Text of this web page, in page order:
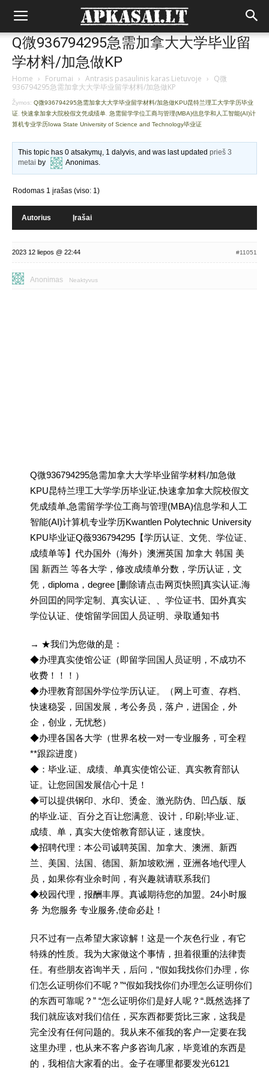
Q微936794295急需加拿大大学毕业留
学材料/加急做KP
Home › Forumai › Antrasis pasaulinis karas Lietuvoje › Q微
936794295急需加拿大大学毕业留学材料/加急做KP
Žymos: Q微936794295急需加拿大大学毕业留学材料/加急做KPU昆特兰理工大学学历毕业
证 快速拿加拿大院校假文凭成绩单 急需留学学位工商与管理(MBA)信息学和人工智能(AI)计
算机专业学历Iowa State University of Science and Technology毕业证
This topic has 0 atsakymų, 1 dalyvis, and was last updatedprieš 3
metai by Anonimas.
Rodomas 1 įrašas (viso: 1)
Autorius Įrašai
2023 12 liepos @ 22:44 #11051
Anonimas Neaktyvus
Q微936794295急需加拿大大学毕业留学材料/加急做
KPU昆特兰理工大学学历毕业证,快速拿加拿大院校假文
凭成绩单,急需留学学位工商与管理(MBA)信息学和人工
智能(AI)计算机专业学历Kwantlen Polytechnic University
KPU毕业证Q薇936794295【学历认证、文凭、学位证、
成绩单等】代办国外（海外）澳洲英国 加拿大 韩国 美
国 新西兰 等各大学，修改成绩单分数，学历认证，文
凭，diploma，degree [删除请点击网页快照]真实认证.海
外回囯的同学定制、真实认证、、学位证书、囯外真实
学位认证、使馆留学回囯人员证明、录取通知书
→ ★我们为您做的是：
◆办理真实使馆公证（即留学回国人员证明，不成功不
收费！！！）
◆办理教育部国外学位学历认证。（网上可查、存档、
快速稳妥，回国发展，考公务员，落户，进国企，外
企，创业，无忧愁）
◆办理各国各大学（世界名校一对一专业服务，可全程
**跟踪进度）
◆：毕业.证、成绩、单真实使馆公证、真实教育部认
证。让您回国发展信心十足！
◆可以提供钢印、水印、烫金、激光防伪、凹凸版、版
的毕业.证、百分之百让您满意、设计，印刷;毕业.证、
成绩、单，真实大使馆教育部认证，速度快。
◆招聘代理：本公司诚聘英国、加拿大、澳洲、新西
兰、美国、法国、德国、新加坡欧洲，亚洲各地代理人
员，如果你有业余时间，有兴趣就请联系我们
◆校园代理，报酬丰厚。真诚期待您的加盟。24小时服
务 为您服务 专业服务,使命必赴！
只不过有一点希望大家谅解！这是一个灰色行业，有它
特殊的性质。我为大家做这个事情，担着很重的法律责
任。有些朋友咨询半天，后问，“假如我找你们办理，你
们怎么证明你们不呢？”“假如我找你们办理怎么证明你们
的东西可靠呢？” “怎么证明你们是好人呢？“.既然选择了
我们就应该对我们信任，买东西都要货比三家，这我是
完全没有任何问题的。我从来不催我的客户一定要在我
这里办理，也从来不客户多咨询几家，毕竟谁的东西是
的，我相信大家看的出。金子在哪里都要发光6121